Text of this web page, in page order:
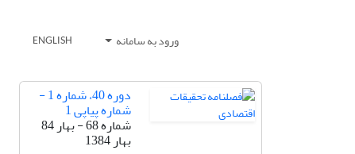
ورود به سامانه ENGLISH
دوره 40، شماره 1 -
شماره پیاپی 1
شماره 68 - بهار 84
بهار 1384